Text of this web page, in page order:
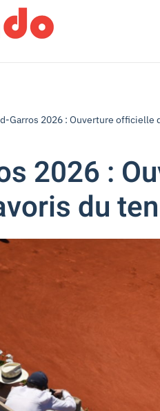
Garros 2026 : Ouverture officielle
2026 :
du